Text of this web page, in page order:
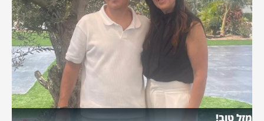
מזל טוב!